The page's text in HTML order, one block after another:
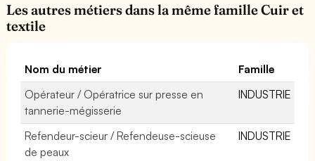
Les autres métiers dans la même famille Cuir et
textile
Nom du métier
Famille
Opérateur / Opératrice sur presse en
tannerie-mégisserie
INDUSTRIE
Refendeur-scieur / Refendeuse-scieuse
de peaux
INDUSTRIE